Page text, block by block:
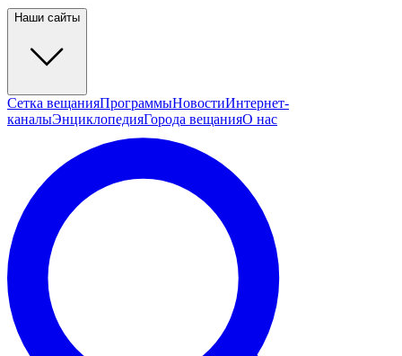
Наши сайты
Сетка вещанияПрограммыНовостиИнтернет-
каналыЭнциклопедияГорода вещанияО нас